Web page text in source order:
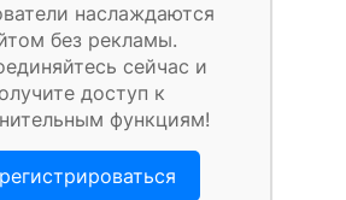
наслаждаются
без рекламы.
сейчас и
доступ к
функциям!